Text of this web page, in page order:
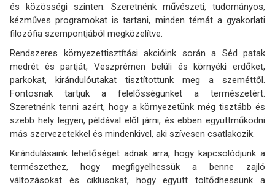
és közösségi szinten. Szeretnénk művészeti, tudományos,
kézműves programokat is tartani, minden témát a gyakorlati
filozófia szempontjából megközelítve.
Rendszeres környezettisztítási akcióink során a Séd patak
medrét és partját, Veszprémen belüli és környéki erdőket,
parkokat, kirándulóutakat tisztítottunk meg a szeméttől.
Fontosnak tartjuk a felelősségünket a természetért.
Szeretnénk tenni azért, hogy a környezetünk még tisztább és
szebb hely legyen, példával elől járni, és ebben együttműködni
más szervezetekkel és mindenkivel, aki szívesen csatlakozik.
Kirándulásaink lehetőséget adnak arra, hogy kapcsolódjunk a
természethez, hogy megfigyelhessük a benne zajló
változásokat és ciklusokat, hogy együtt töltődhessünk a